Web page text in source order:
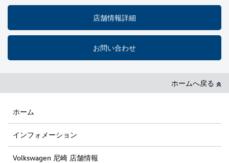
店舗情報詳細
お問い合わせ
ホームへ戻る
ホーム
インフォメーション
Volkswagen 尼崎 店舗情報